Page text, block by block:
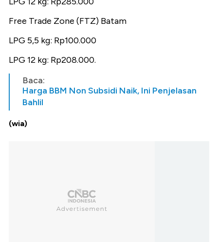
Free Trade Zone (FTZ) Batam
LPG 5,5 kg: Rp100.000
LPG 12 kg: Rp208.000.
Baca:
Harga BBM Non Subsidi Naik, Ini Penjelasan
Bahlil
(wia)